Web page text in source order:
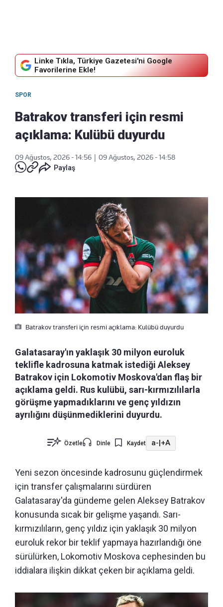
Linke Tıkla, Türkiye Gazetesi'ni Google
Favorilerine Ekle!
SPOR
Batrakov transferi için resmi
açıklama: Kulübü duyurdu
09 Ağustos, 2026 - 14:56
09 Ağustos, 2026 - 14:58
Paylaş
Batrakov transferi için resmi açıklama: Kulübü duyurdu
Galatasaray'ın yaklaşık 30 milyon euroluk
teklifle kadrosuna katmak istediği Aleksey
Batrakov için Lokomotiv Moskova'dan flaş bir
açıklama geldi. Rus kulübü, sarı-kırmızılılarla
görüşme yapmadıklarını ve genç yıldızın
ayrılığını düşünmediklerini duyurdu.
Özetle Dinle Kaydet a-|+A
Yeni sezon öncesinde kadrosunu güçlendirmek
için transfer çalışmalarını sürdüren
Galatasaray'da gündeme gelen Aleksey Batrakov
konusunda sıcak bir gelişme yaşandı. Sarı-
kırmızılıların, genç yıldız için yaklaşık 30 milyon
euroluk rekor bir teklif yapmaya hazırlandığı öne
sürülürken, Lokomotiv Moskova cephesinden bu
iddialara ilişkin dikkat çeken bir açıklama geldi.